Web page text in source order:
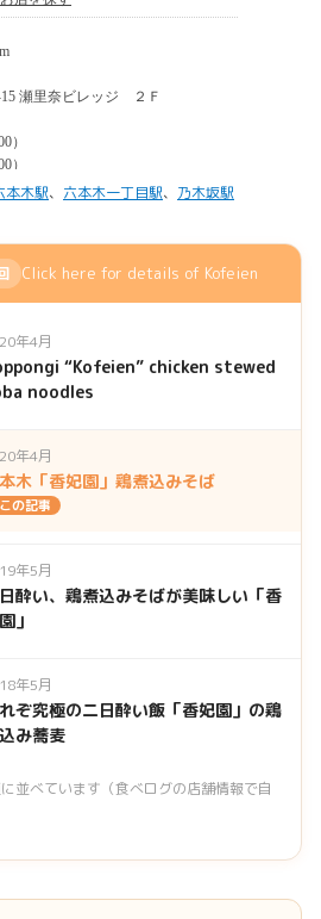
本木駅、 六本木一丁目駅、 乃木坂駅
Click here for details of Kofeien
年4月
“Kofeien” chicken stewed
noodles
年4月
木「香妃園」鶏煮込みそば
この記事
年5月
酔い、鶏煮込みそばが美味しい「香
」
年5月
ぞ究極の二日酔い飯「香妃園」の鶏
み蕎麦
並べています（食べログの店舗情報で自